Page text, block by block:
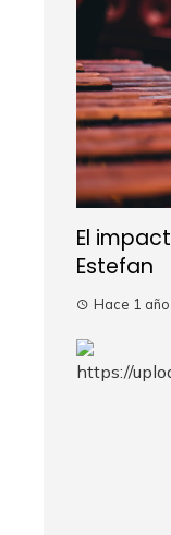
El
Estefan
Hace 1 año